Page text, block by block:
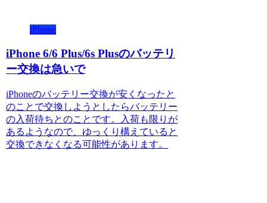
iPhone
iPhone 6/6 Plus/6s Plusのバッテリ
ー交換は急いで
iPhoneのバッテリー交換が安くなったと
のことで交換しようとしたらバッテリー
の入荷待ちとのことです。入荷も限りが
あるようなので、ゆっくり構えていると
交換できなくなる可能性があります。